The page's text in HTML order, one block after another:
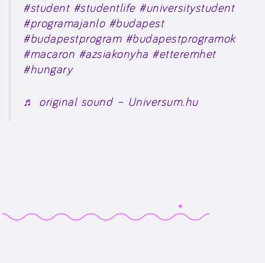
#student #studentlife #universitystudent
#programajanlo #budapest
#budapestprogram #budapestprogramok
#macaron #azsiakonyha #etteremhet
#hungary
♬ original sound – Universum.hu